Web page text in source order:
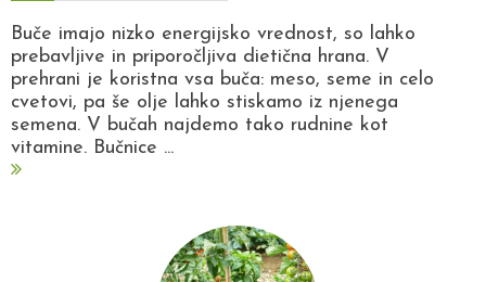
Buče imajo nizko energijsko vrednost, so lahko
prebavljive in priporočljiva dietična hrana. V
prehrani je koristna vsa buča: meso, seme in celo
cvetovi, pa še olje lahko stiskamo iz njenega
semena. V bučah najdemo tako rudnine kot
vitamine. Bučnice ...